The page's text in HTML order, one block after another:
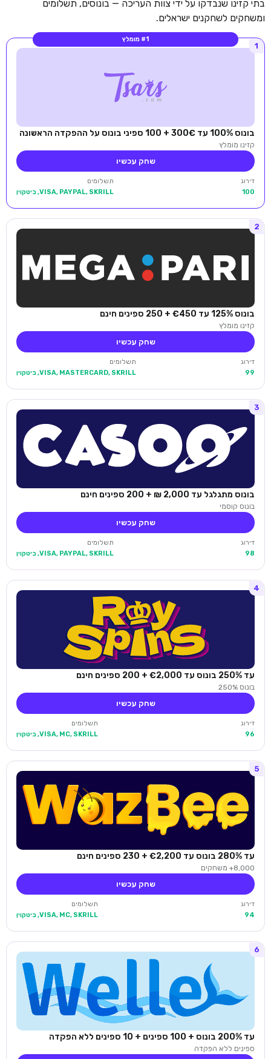
בתי קזינו שנבדקו על ידי צוות העריכה — בונוסים, תשלומים
ומשחקים לשחקנים ישראלים.
#1 מומלץ
1
בונוס 100% עד 300€ + 100 ספיני בונוס על ההפקדה הראשונה
קזינו מומלץ
שחק עכשיו
דירוג
100
תשלומים
VISA, PAYPAL, SKRILL, ביטקוין
2
בונוס 125% עד €450 + 250 ספינים חינם
קזינו מומלץ
שחק עכשיו
דירוג
99
תשלומים
VISA, MASTERCARD, SKRILL, ביטקוין
3
בונוס מתגלגל עד 2,000 ₪ + 200 ספינים חינם
בונוס קוסמי
שחק עכשיו
דירוג
98
תשלומים
VISA, PAYPAL, SKRILL, ביטקוין
4
עד 250% בונוס עד €2,000 + 200 ספינים חינם
בונוס 250%
שחק עכשיו
דירוג
96
תשלומים
VISA, MC, SKRILL, ביטקוין
5
עד 280% בונוס עד €2,200 + 230 ספינים חינם
8,000+ משחקים
שחק עכשיו
דירוג
94
תשלומים
VISA, MC, SKRILL, ביטקוין
6
עד 200% בונוס + 100 ספינים + 10 ספינים ללא הפקדה
ספינים ללא הפקדה